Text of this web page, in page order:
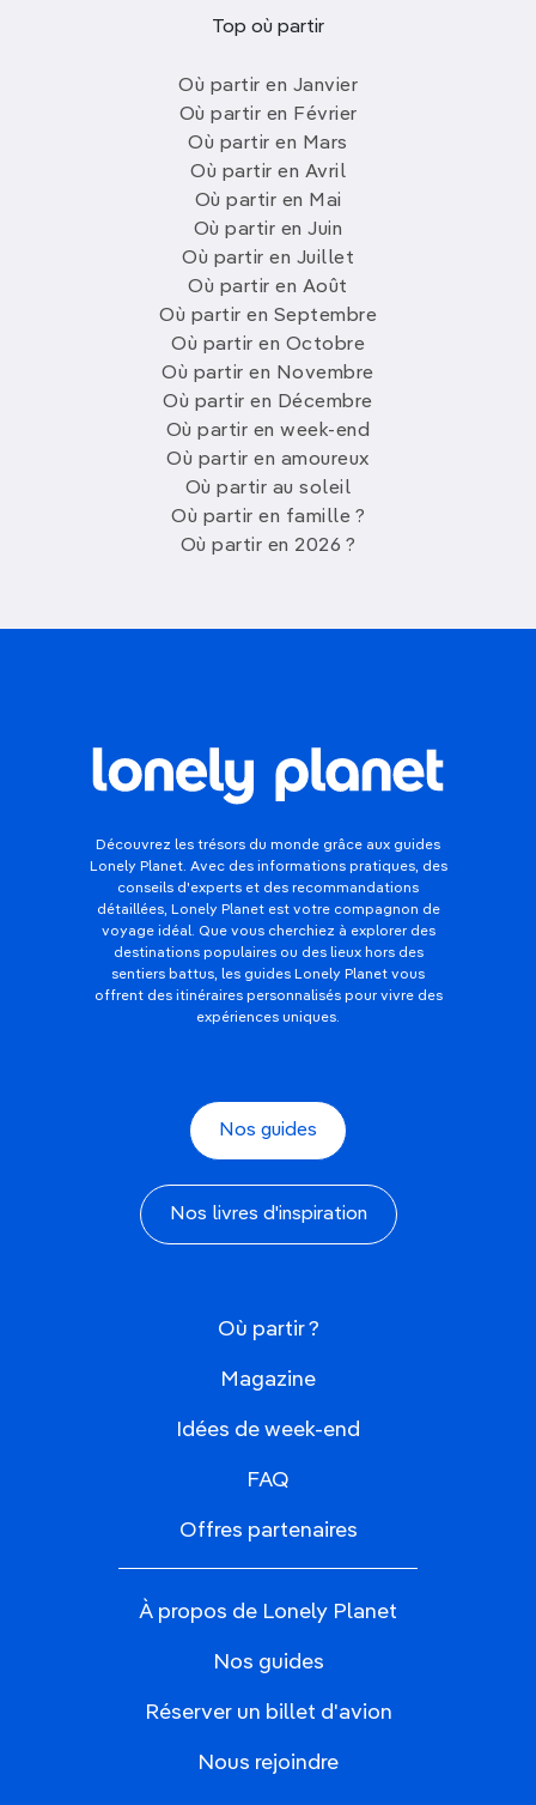
Top où partir
Où partir en Janvier
Où partir en Février
Où partir en Mars
Où partir en Avril
Où partir en Mai
Où partir en Juin
Où partir en Juillet
Où partir en Août
Où partir en Septembre
Où partir en Octobre
Où partir en Novembre
Où partir en Décembre
Où partir en week-end
Où partir en amoureux
Où partir au soleil
Où partir en famille ?
Où partir en 2026 ?
Découvrez les trésors du monde grâce aux guides
Lonely Planet. Avec des informations pratiques, des
conseils d'experts et des recommandations
détaillées, Lonely Planet est votre compagnon de
voyage idéal. Que vous cherchiez à explorer des
destinations populaires ou des lieux hors des
sentiers battus, les guides Lonely Planet vous
offrent des itinéraires personnalisés pour vivre des
expériences uniques.
Nos guides
Nos livres d'inspiration
Où partir ?
Magazine
Idées de week-end
FAQ
Offres partenaires
À propos de Lonely Planet
Nos guides
Réserver un billet d'avion
Nous rejoindre